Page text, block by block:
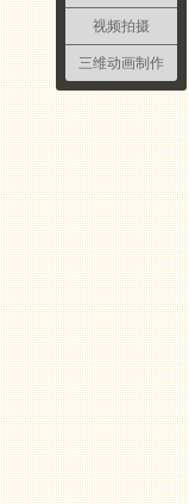
视频拍摄
三维动画制作